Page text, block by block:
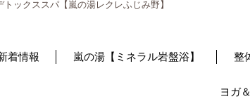
ックススパ【嵐の湯レクレふじみ野】
着情報 嵐の湯【ミネラル岩盤浴】 整
ヨガ